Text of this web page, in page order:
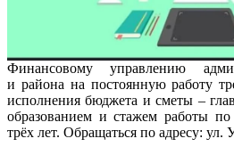
Финансовому управлению
и района на постоянную работу
исполнения бюджета и сметы –
образованием и стажем работы
трёх лет. Обращаться по адресу: ул.